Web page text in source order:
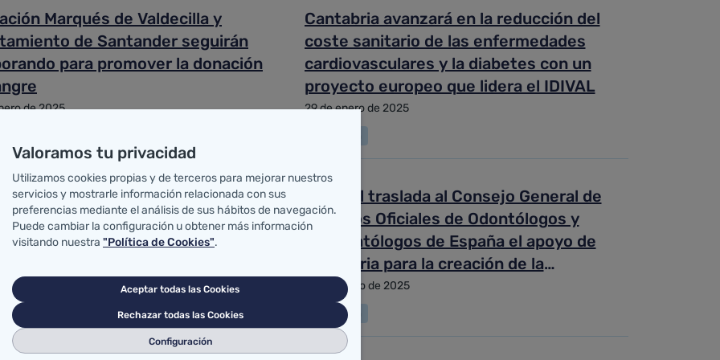
Marqués de Valdecilla y
de Santander seguirán
para promover la donación
de 2025
Cantabria avanzará en la reducción del
coste sanitario de las enfermedades
cardiovasculares y la diabetes con un
proyecto europeo que lidera el IDIVAL
29 de enero de 2025
de la discapacidad y las
sociosanitarias cántabras
Ia jornada sobre 'Salud y
de la Fundación Marqués de
y la Consejería de Inclusión
de 2025
Pascual traslada al Consejo General de
Colegios Oficiales de Odontólogos y
Estomatólogos de España el apoyo de
Cantabria para la creación de la
especialidad
24 de enero de 2025
Ciudadanía
Valoramos tu privacidad
Utilizamos cookies propias y de terceros para mejorar nuestros
servicios y mostrarle información relacionada con sus
preferencias mediante el análisis de sus hábitos de navegación.
Puede cambiar la configuración u obtener más información
visitando nuestra "Política de Cookies".
Aceptar todas las Cookies
Rechazar todas las Cookies
Configuración